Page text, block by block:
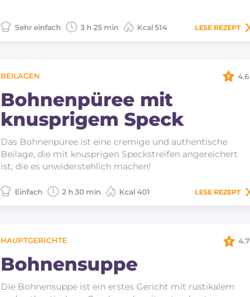
Sehr einfach 3 h 25 min Kcal 514 LESE REZEPT
BEILAGEN
Bohnenpüree mit
knusprigem Speck
Das Bohnenpüree ist eine cremige und authentische
Beilage, die mit knusprigen Speckstreifen angereichert
ist, die es unwiderstehlich machen!
4.6
Einfach 2 h 30 min Kcal 401 LESE REZEPT
HAUPTGERICHTE
Bohnensuppe
Die Bohnensuppe ist ein erstes Gericht mit rustikalem
4.7